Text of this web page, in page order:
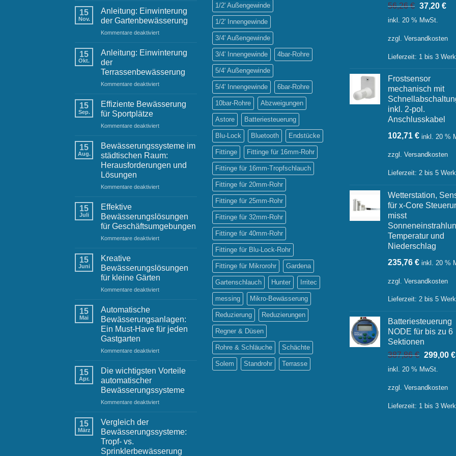
Grüße
Neujahrswünsche
von
Raintime-
15
Nov.
Anleitung: Einwinterung
der Gartenbewässerung
Kommentare deaktiviertfür
Einwinterung
15
Okt.
Anleitung: Einwinterung
der
Terrassenbewässerung
Kommentare deaktiviertfür
Terrassenbewässerung
15
Sep.
Effiziente Bewässerung
für Sportplätze
Kommentare deaktiviertfür
Bewässerung
für
Sportplätze
15
Aug.
Bewässerungssysteme im
städtischen Raum:
Herausforderungen und
Lösungen
Kommentare deaktiviertfür
Bewässerungssysteme
städtischen
Raum:
Herausforderungen
und
15
Juli
Effektive
Bewässerungslösungen
für Geschäftsumgebungen
Kommentare deaktiviertfür
Bewässerungslösungen
für
Geschäftsumgebungen
15
Juni
Kreative
Bewässerungslösungen
für kleine Gärten
Kommentare deaktiviertfür
Bewässerungslösungen
für
kleine
Gärten
15
Mai
Automatische
Bewässerungsanlagen:
Ein Must-Have für jeden
Gastgarten
Kommentare deaktiviertfür
Bewässerungsanlagen:
Have
für
15
Apr.
Die wichtigsten Vorteile
automatischer
Bewässerungssysteme
Kommentare deaktiviertfür
automatischer
15
März
Vergleich der
Bewässerungssysteme:
Tropf- vs.
Sprinklerbewässerung
1/2' Außengewinde
1/2' Innengewinde
3/4' Außengewinde
3/4' Innengewinde 4bar-Rohre
5/4' Außengewinde
5/4' Innengewinde 6bar-Rohre
10bar-Rohre Abzweigungen
Astore Batteriesteuerung
Blu-Lock Bluetooth Endstücke
Fittinge Fittinge für 16mm-Rohr
Fittinge für 16mm-Tropfschlauch
Fittinge für 20mm-Rohr
Fittinge für 25mm-Rohr
Fittinge für 32mm-Rohr
Fittinge für 40mm-Rohr
Fittinge für Blu-Lock-Rohr
Fittinge für Mikrorohr Gardena
Gartenschlauch Hunter Irritec
messing Mikro-Bewässerung
Reduzierung Reduzierungen
Regner & Düsen
Rohre & Schläuche Schächte
Solem Standrohr Terrasse
56,26€
Preis
56,26 €
37,20 €
inkl. 20 % MwSt.
zzgl. Versandkosten
Lieferzeit: 1 bis 3
Frostsensor
mechanisch mit
inkl. 2-pol.
Anschlusskabel
102,71 € inkl. 20 %
zzgl. Versandkosten
Lieferzeit: 2 bis 5
Wetterstation,
für x-Core
misst
Temperatur und
Niederschlag
235,76 € inkl. 20 %
zzgl. Versandkosten
Lieferzeit: 2 bis 5
Batteriesteuerung
NODE für bis zu 6
Sektionen
387,86€
Preis
387,86 €
299,00 €
inkl. 20 % MwSt.
zzgl. Versandkosten
Lieferzeit: 1 bis 3